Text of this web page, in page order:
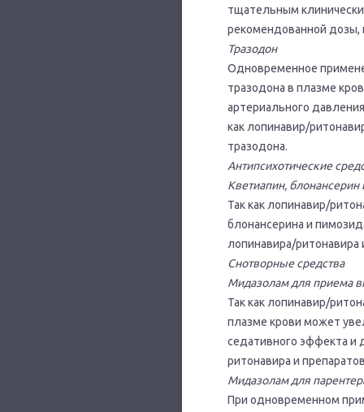
тщательным
рекомендованной дозы,
Тразодон
Одновременное
тразодона в плазме
артериального
как лопинавир/
тразодона.
Антипсихотические
Кветиапин, блонансерин
Так как лопинавир/
блонансерина и
лопинавира/ритонавира
Снотворные средства
Мидазолам для приема
Так как лопинавир/
плазме крови может
седативного эффекта и
ритонавира и
Мидазолам для
При одновременном